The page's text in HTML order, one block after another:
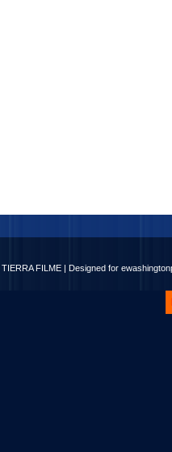
TIERRA FILME | Designed for